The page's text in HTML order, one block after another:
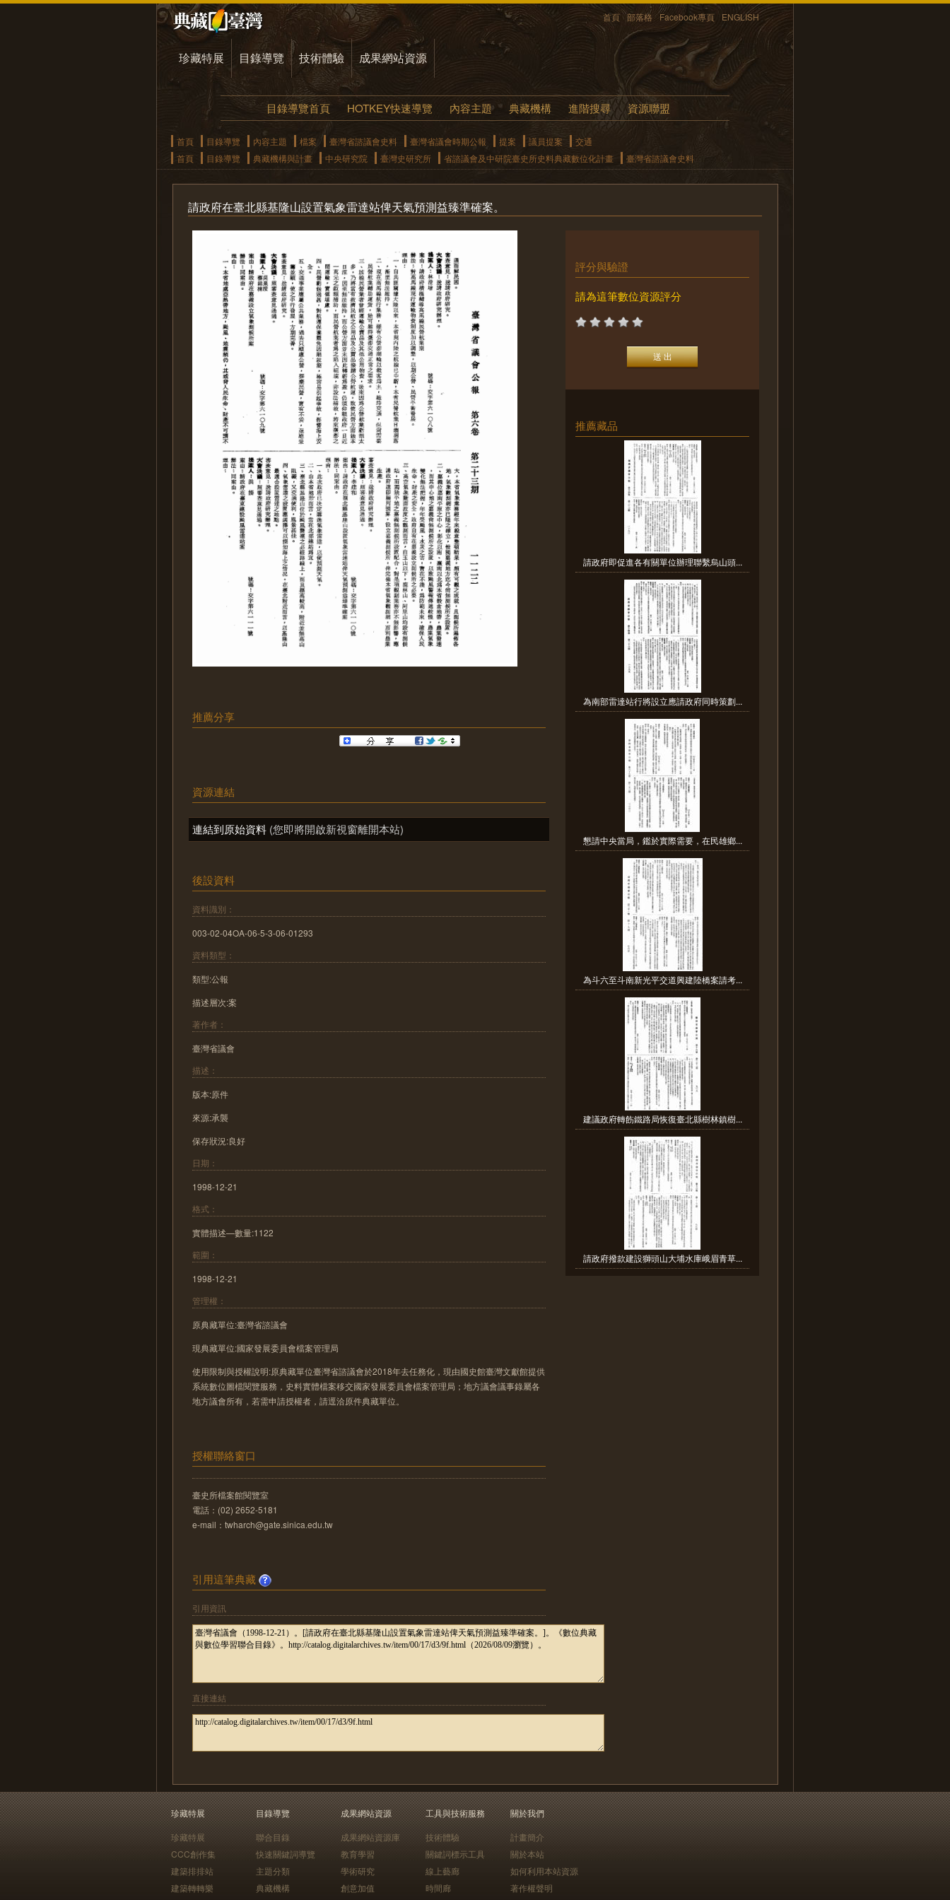
首頁 部落格 Facebook專頁 ENGLISH
珍藏特展 目錄導覽 技術體驗 成果網站資源
目錄導覽首頁 HOTKEY快速導覽 內容主題 典藏機構 進階搜尋 資源聯盟
首頁 目錄導覽 內容主題 檔案 臺灣省諮議會史料 臺灣省議會時期公報 提案 議員提案
交通
首頁
目錄導覽 典藏機構與計畫 中央研究院 臺灣史研究所 省諮議會及中研院臺史所史料典藏數位化計畫 臺灣省諮議會史料
請政府在臺北縣基隆山設置氣象雷達站俾天氣預測益臻準確案。
推薦分享
資源連結
連結到原始資料 (您即將開啟新視窗離開本站)
後設資料
資料識別：
003-02-04OA-06-5-3-06-01293
資料類型：
類型:公報
描述層次:案
著作者：
臺灣省議會
描述：
版本:原件
來源:承襲
保存狀況:良好
日期：
1998-12-21
格式：
實體描述—數量:1122
範圍：
1998-12-21
管理權：
原典藏單位:臺灣省諮議會
現典藏單位:國家發展委員會檔案管理局
使用限制與授權說明:原典藏單位臺灣省諮議會於2018年去任務化，現由國史館臺灣文獻館提供
系統數位圖檔閱覽服務，史料實體檔案移交國家發展委員會檔案管理局；地方議會議事錄屬各
地方議會所有，若需申請授權者，請逕洽原件典藏單位。
授權聯絡窗口
臺史所檔案館閱覽室
電話：(02) 2652-5181
e-mail：twharch@gate.sinica.edu.tw
引用這筆典藏
引用資訊
直接連結
評分與驗證
請為這筆數位資源評分
推薦藏品
請政府即促進各有關單位辦理聯繫烏山頭...
為南部雷達站行將設立應請政府同時策劃...
懇請中央當局，鑑於實際需要，在民雄鄉...
為斗六至斗南新光平交道興建陸橋案請考...
建議政府轉飭鐵路局恢復臺北縣樹林鎮樹...
請政府撥款建設獅頭山大埔水庫峨眉青草...
珍藏特展
珍藏特展
CCC創作集
建築排排站
建築轉轉樂
目錄導覽
聯合目錄
快速關鍵詞導覽
主題分類
典藏機構
成果網站資源
成果網站資源庫
教育學習
學術研究
創意加值
工具與技術服務
技術體驗
關鍵詞標示工具
線上藝廊
時間廊
關於我們
計畫簡介
關於本站
如何利用本站資源
著作權聲明